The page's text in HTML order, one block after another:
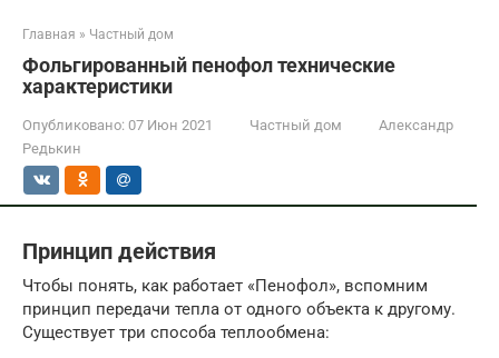
Главная » Частный дом
Фольгированный пенофол технические
характеристики
Опубликовано: 07 Июн 2021 Частный дом
Александр
Редькин
Принцип действия
Чтобы понять, как работает «Пенофол», вспомним
принцип передачи тепла от одного объекта к другому.
Существует три способа теплообмена: